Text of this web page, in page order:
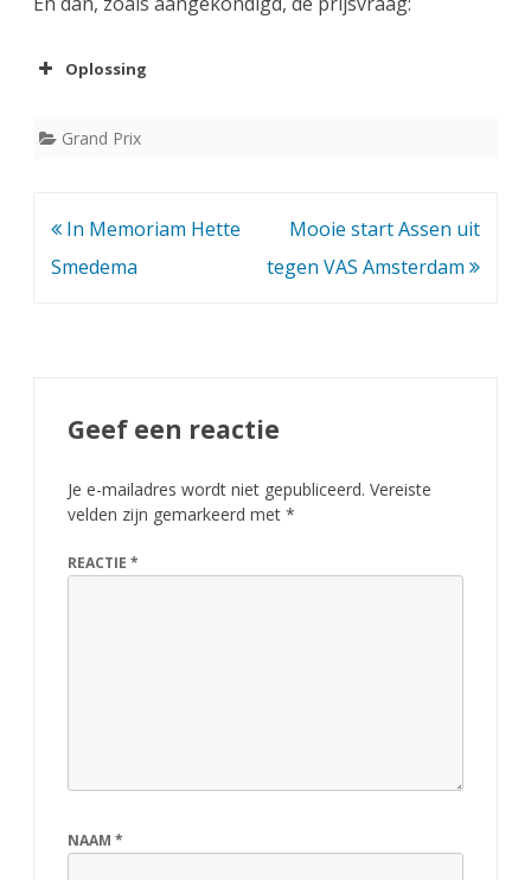
e
o
n
!
Oplossing
Grand Prix
Bericht
navigatie
In Memoriam Hette
Smedema
Mooie start Assen uit
tegen VAS Amsterdam
Geef een reactie
Je e-mailadres wordt niet gepubliceerd. Vereiste
velden zijn gemarkeerd met *
REACTIE *
NAAM *